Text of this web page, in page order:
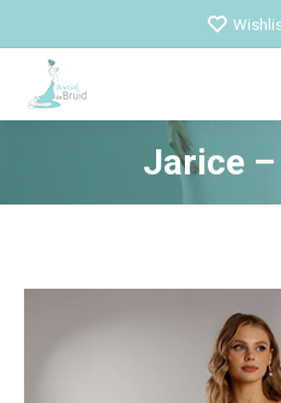
Jarice
Je